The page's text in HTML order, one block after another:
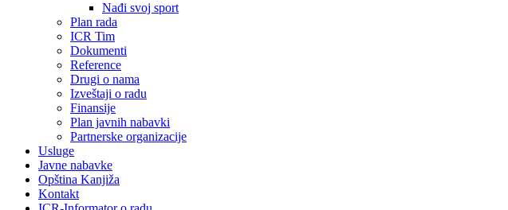
Nađi svoj sport
Plan rada
ICR Tim
Dokumenti
Reference
Drugi o nama
Izveštaji o radu
Finansije
Plan javnih nabavki
Partnerske organizacije
Usluge
Javne nabavke
Opština Kanjiža
Kontakt